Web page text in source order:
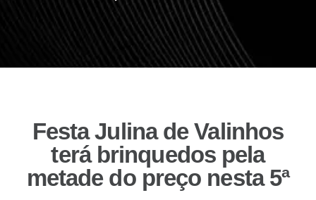
Festa Julina de Valinhos
terá brinquedos pela
metade do preço nesta 5ª